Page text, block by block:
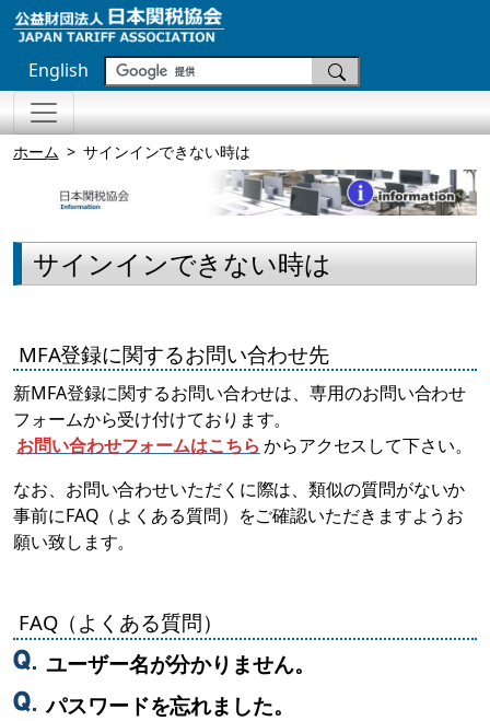
English
ホーム サインインできない時は
サインインできない時は
MFA登録に関するお問い合わせ先
新MFA登録に関するお問い合わせは、専用のお問い合わせ
フォームから受け付けております。
お問い合わせフォームはこちら からアクセスして下さい。
なお、お問い合わせいただくに際は、類似の質問がないか
事前にFAQ（よくある質問）をご確認いただきますようお
願い致します。
FAQ（よくある質問）
ユーザー名が分かりません。
パスワードを忘れました。